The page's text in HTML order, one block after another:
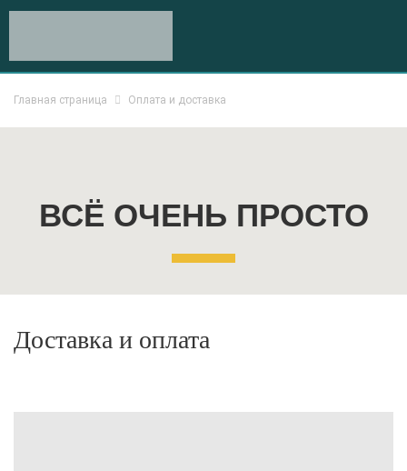
Главная страница Оплата и доставка
ВСЁ ОЧЕНЬ ПРОСТО
Доставка и оплата